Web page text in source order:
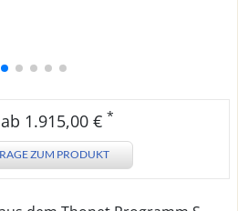
1.915,00 € *
ZUM PRODUKT